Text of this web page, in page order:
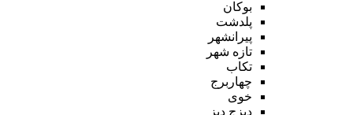
بوکان
پلدشت
پیرانشهر
تازه شهر
تکاب
چهاربرج
خوی
دیزج دیز